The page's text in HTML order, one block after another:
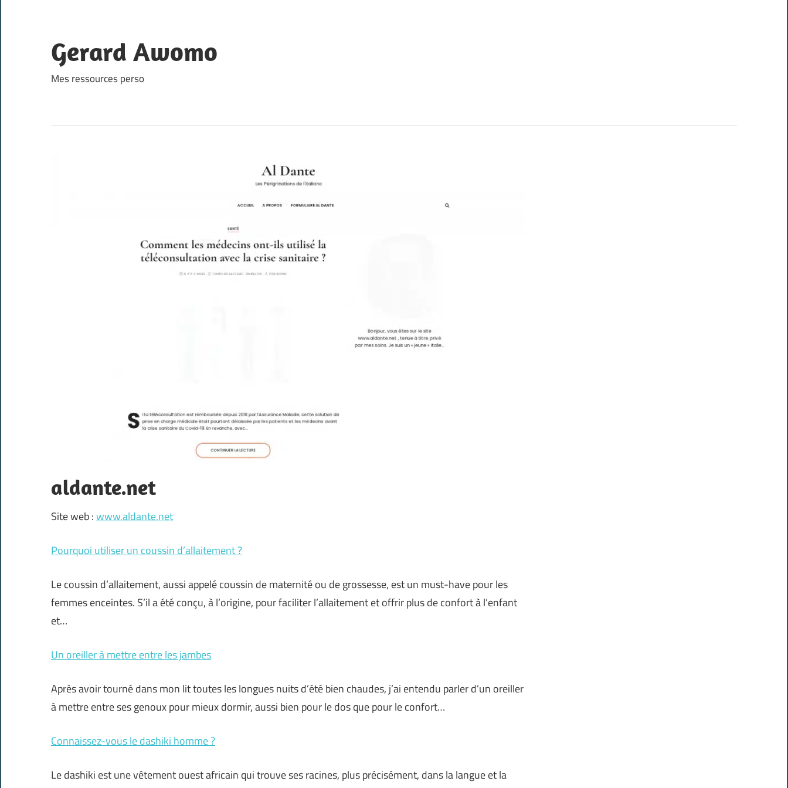
content
Gerard Awomo
Mes ressources perso
aldante.net
Site web :www.aldante.net
Pourquoi utiliser un coussin d’allaitement ?
Le coussin d’allaitement, aussi appelé coussin de maternité ou de grossesse, est un must-have pour les
femmes enceintes. S’il a été conçu, à l’origine, pour faciliter l’allaitement et offrir plus de confort à l’enfant
et…
Un oreiller à mettre entre les jambes
Après avoir tourné dans mon lit toutes les longues nuits d’été bien chaudes, j’ai entendu parler d’un oreiller
à mettre entre ses genoux pour mieux dormir, aussi bien pour le dos que pour le confort…
Connaissez-vous le dashiki homme ?
Le dashiki est une vêtement ouest africain qui trouve ses racines, plus précisément, dans la langue et la